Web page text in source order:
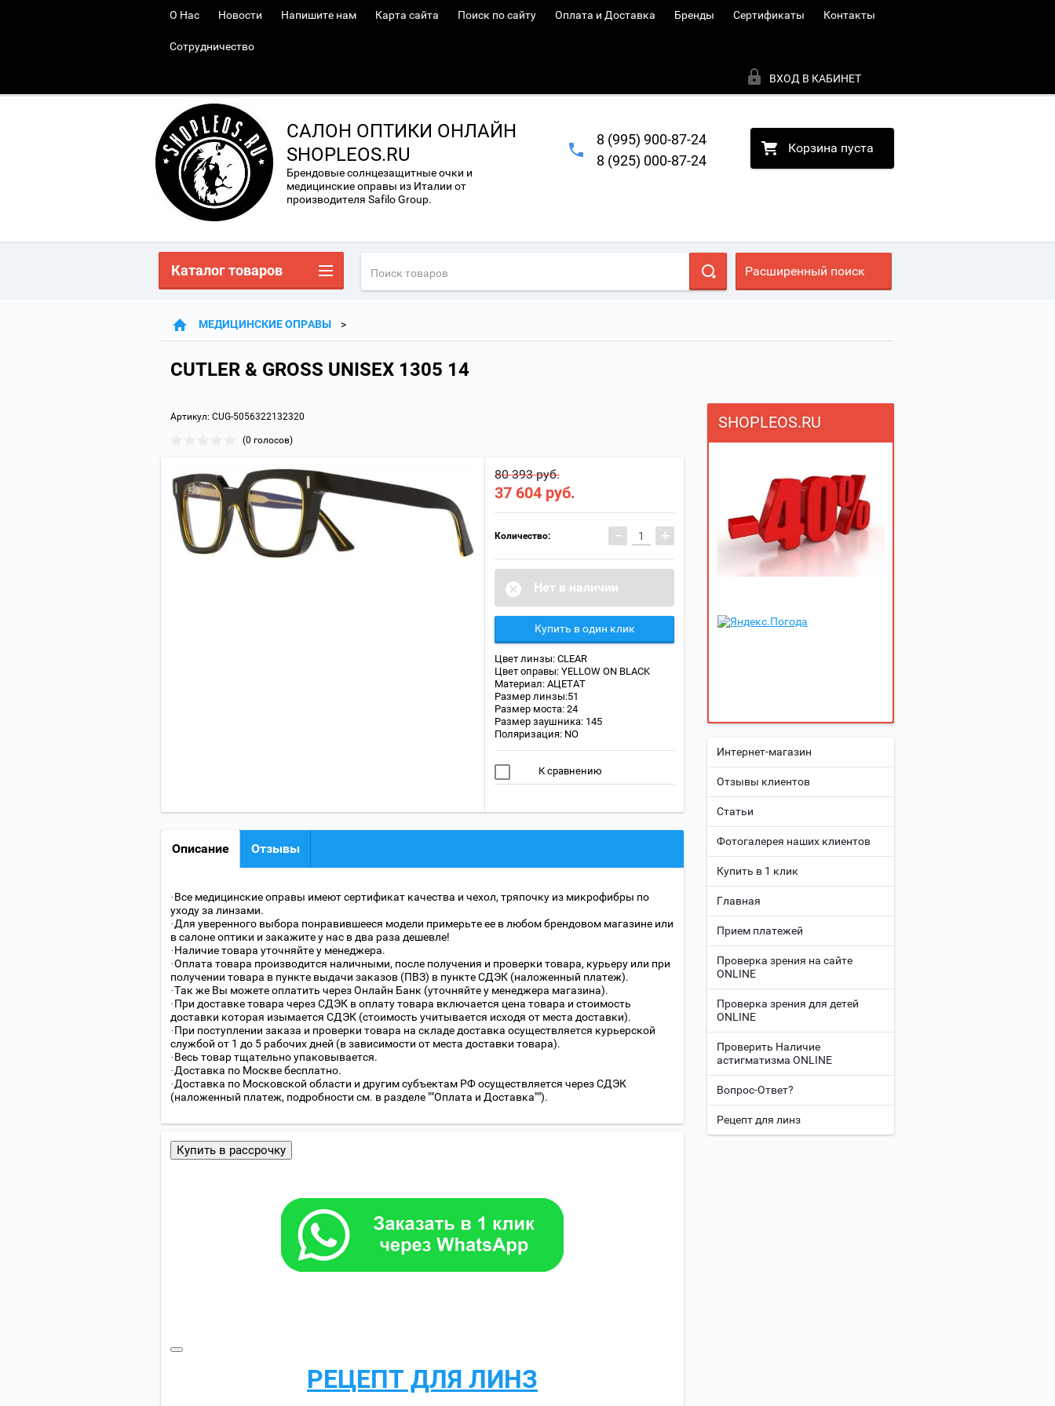
О Нас Новости Напишите нам Карта сайта Поиск по сайту Оплата и Доставка Бренды Сертификаты Контакты
Сотрудничество
ВХОД В КАБИНЕТ
САЛОН ОПТИКИ ОНЛАЙН
SHOPLEOS.RU
Брендовые солнцезащитные очки и
медицинские оправы из Италии от
производителя Safilo Group.
8 (995) 900-87-24
8 (925) 000-87-24
Корзина пуста
Расширенный поиск
МЕДИЦИНСКИЕ ОПРАВЫ
CUTLER & GROSS UNISEX 1305 14
Артикул: CUG-5056322132320
(0 голосов)
80 393 руб.
37 604 руб.
Количество: − +
Нет в наличии
Купить в один клик
Цвет линзы: CLEAR
Цвет оправы: YELLOW ON BLACK
Материал: АЦЕТАТ
Размер линзы:51
Размер моста: 24
Размер заушника: 145
Поляризация: NO
К сравнению
Описание Отзывы
·Все медицинские оправы имеют сертификат качества и чехол, тряпочку из микрофибры по
уходу за линзами.
·Для уверенного выбора понравившееся модели примерьте ее в любом брендовом магазине или
в салоне оптики и закажите у нас в два раза дешевле!
·Наличие товара уточняйте у менеджера.
·Оплата товара производится наличными, после получения и проверки товара, курьеру или при
получении товара в пункте выдачи заказов (ПВЗ) в пункте СДЭК (наложенный платеж).
·Так же Вы можете оплатить через Онлайн Банк (уточняйте у менеджера магазина).
·При доставке товара через СДЭК в оплату товара включается цена товара и стоимость
доставки которая изымается СДЭК (стоимость учитывается исходя от места доставки).
·При поступлении заказа и проверки товара на складе доставка осуществляется курьерской
службой от 1 до 5 рабочих дней (в зависимости от места доставки товара).
·Весь товар тщательно упаковывается.
·Доставка по Москве бесплатно.
·Доставка по Московской области и другим субъектам РФ осуществляется через СДЭК
(наложенный платеж, подробности см. в разделе ""Оплата и Доставка"").
Купить в рассрочку
РЕЦЕПТ ДЛЯ ЛИНЗ
Каталог товаров
SHOPLEOS.RU
Интернет-магазин
Отзывы клиентов
Статьи
Фотогалерея наших клиентов
Купить в 1 клик
Главная
Прием платежей
Проверка зрения на сайте
ONLINE
Проверка зрения для детей
ONLINE
Проверить Наличие
астигматизма ONLINE
Вопрос-Ответ?
Рецепт для линз